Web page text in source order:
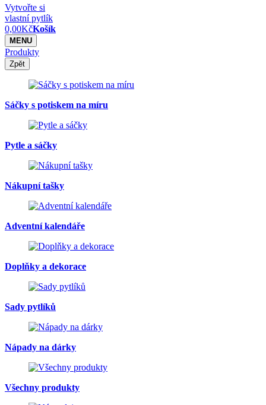
Vytvořte si
vlastní pytlík
0,00KčKošík
MENU
Produkty
Zpět
Sáčky s potiskem na míru
Pytle a sáčky
Nákupní tašky
Adventní kalendáře
Doplňky a dekorace
Sady pytlíků
Nápady na dárky
Všechny produkty